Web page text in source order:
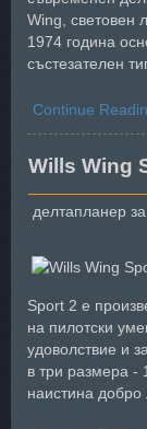
Wing, световен
1974 година
състезателен
Continue
Wills Wing
делтапланер
Sport 2 е
на пилотски
удоволствие и
в три размера -
наистина добро